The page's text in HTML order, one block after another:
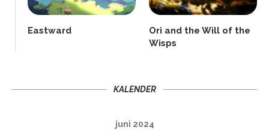
Eastward
Ori and the Will of the
Wisps
KALENDER
juni 2024